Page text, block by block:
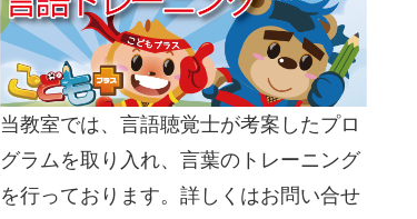
当教室では、言語聴覚士が考案したプロ
グラムを取り入れ、言葉のトレーニング
を行っております。詳しくはお問い合せ